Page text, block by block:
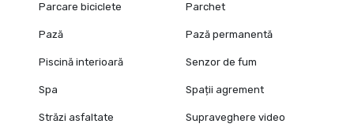
Parcare biciclete Parchet
Pază Pază permanentă
Piscină interioară Senzor de fum
Spa Spații agrement
Străzi asfaltate Supraveghere video